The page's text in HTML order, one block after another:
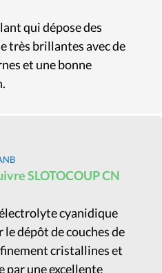
qui dépose des
très brillantes avec de
et une bonne
SLOTOCOUP CN
cyanidique
dépôt de couches de
cristallines et
par une excellente